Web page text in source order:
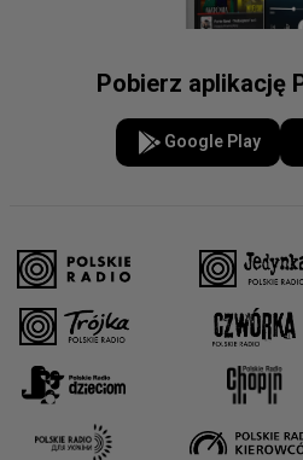
Pobierz aplikację
Google Play